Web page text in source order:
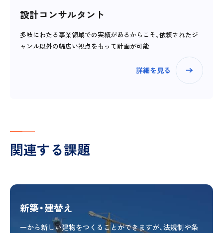
設計コンサルタント
多岐にわたる事業領域での実績があるからこそ、依頼されたジ
ャンル以外の幅広い視点をもって計画が可能
詳細を見る
関連する課題
新築・建替え
一から新しい建物をつくることができますが、法規制や条